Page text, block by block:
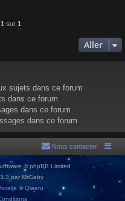
1 sur 1
Aller
sujets dans ce forum
dans ce forum
dans ce forum
dans ce forum
Nous contacter
© phpBB Limited
par MrGaby
©Qiaeru